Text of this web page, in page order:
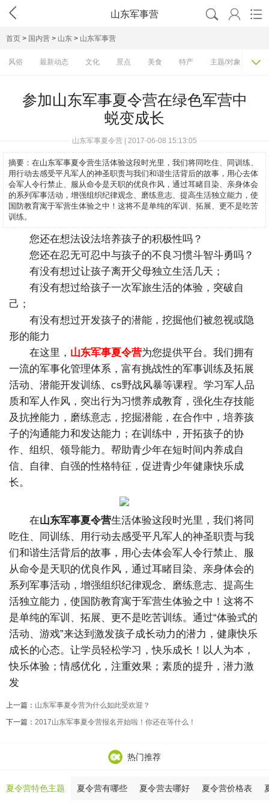
 山东军事营   
首页 > 国内营 > 山东 > 山东军事营
风俗 最新动态 文化 景点 美食 特产 主题/对象 费

参加山东军事夏令营在绿色军营中
蜕变成长
山东军事夏令营 | 2017-06-08 15:13:05
摘要： 在山东军事夏令营生活体验这段时光里，我们将同吃住、同训练、
用行动去感受平凡军人的神圣职责与我们和谐生活背后的故事，用心去体
会军人令行禁止、服从命令是天职的优良作风，通过耳睹目染、亲身体会
的系列军事活动，增强组织纪律观念、磨练意志、提高生活独立能力，使
国防教育寓于军营生体验之中！这将不是单纯的军训、拓展、更不是吃苦
训练。
您还在想法设法培养孩子的积极性吗？
您还在忍无可忍中与孩子的不良习惯斗智斗勇吗？
有没有想过让孩子离开父母独立生活几天；
有没有想过给孩子一次军旅生活的体验，突破自
己；
有没有想过开发孩子的潜能，挖掘他们被忽视或隐
形的能力
在这里， 山东军事夏令营为您提供平台。我们拥有
一流的军事化管理体系，富有挑战性的军事训练及拓展
活动、潜能开发训练、cs野战风暴等课程。学习军人品
质和军人作风，突出行为习惯养成教育，强化生存技能
及抗挫能力，磨练意志，挖掘潜能，在合作中，培养孩
子的沟通能力和发达能力；在训练中，开拓孩子的协
作、组织、领导能力。帮助青少年在短时间内养成自
信、自律、自强的性格特征，促进青少年健康快乐成
长。
在山东军事夏令营生活体验这段时光里，我们将同
吃住、同训练、用行动去感受平凡军人的神圣职责与我
们和谐生活背后的故事，用心去体会军人令行禁止、服
从命令是天职的优良作风，通过耳睹目染、亲身体会的
系列军事活动，增强组织纪律观念、磨练意志、提高生
活独立能力，使国防教育寓于军营生体验之中！这将不
是单纯的军训、拓展、更不是吃苦训练。通过“体验式的
活动、游戏”来达到激发孩子成长动力的潜力，健康快乐
成长的心态。让学员轻松学习，快乐成长！以人为本，
快乐体验；情感优化，注重效果；素质的提升，潜力激
发
上一篇： 山东军事夏令营为什么如此受欢迎？
下一篇： 2017山东军事夏令营报名开始啦！你还在等什么！
热门推荐
夏令营特色主题 夏令营有哪些 夏令营去哪好 夏令营价格表